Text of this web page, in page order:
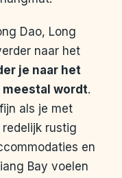
Dao, Long
naar het
je naar het
wordt.
als je met
rustig
en
Bay voelen